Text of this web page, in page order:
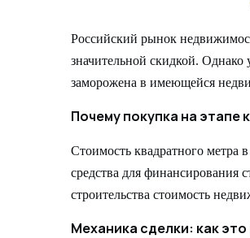
Российский рынок
значительной скидкой. Однако
заморожена в имеющейся
Почему покупка на этапе
Стоимость квадратного метра
средства для финансирования
строительства стоимость
Механика сделки: как